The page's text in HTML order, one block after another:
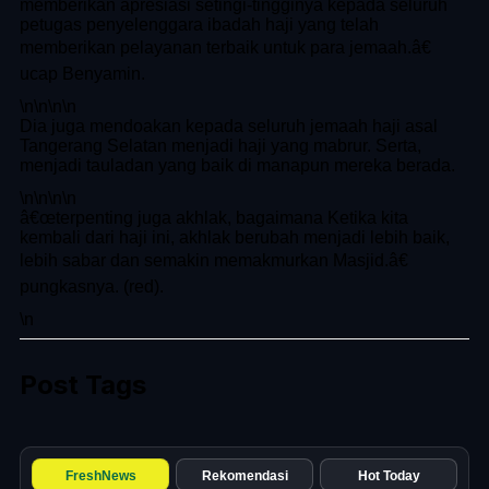
FreshNews Rekomendasi Hot Today